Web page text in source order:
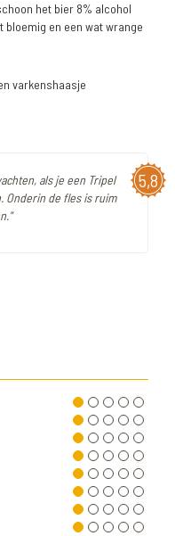
het bier 8% alcohol
bloemig en een wat wrange
varkenshaasje
5,8
als je een Tripel
Onderin de fles is ruim